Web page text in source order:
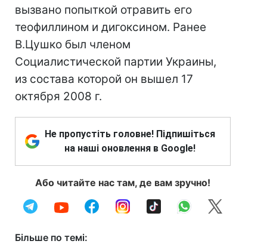
вызвано попыткой отравить его
теофиллином и дигоксином. Ранее
В.Цушко был членом
Социалистической партии Украины,
из состава которой он вышел 17
октября 2008 г.
Не пропустіть головне! Підпишіться
на наші оновлення в Google!
Або читайте нас там, де вам зручно!
Більше по темі: